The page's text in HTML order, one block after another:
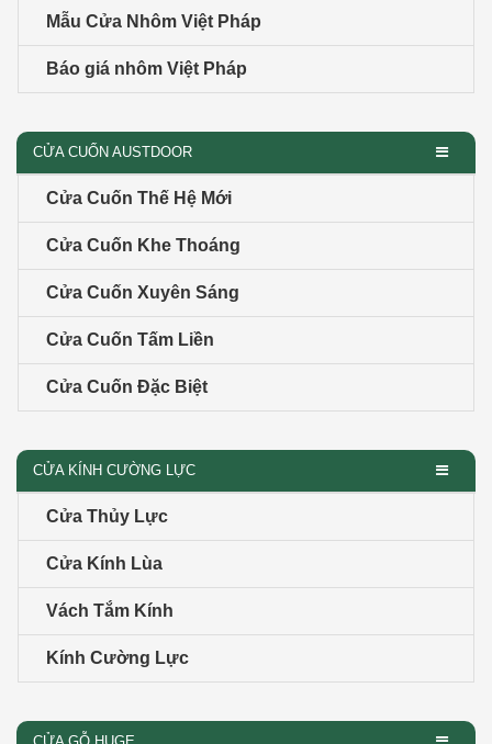
Mẫu Cửa Nhôm Việt Pháp
Báo giá nhôm Việt Pháp
CỬA CUỐN AUSTDOOR
Cửa Cuốn Thế Hệ Mới
Cửa Cuốn Khe Thoáng
Cửa Cuốn Xuyên Sáng
Cửa Cuốn Tấm Liền
Cửa Cuốn Đặc Biệt
CỬA KÍNH CƯỜNG LỰC
Cửa Thủy Lực
Cửa Kính Lùa
Vách Tắm Kính
Kính Cường Lực